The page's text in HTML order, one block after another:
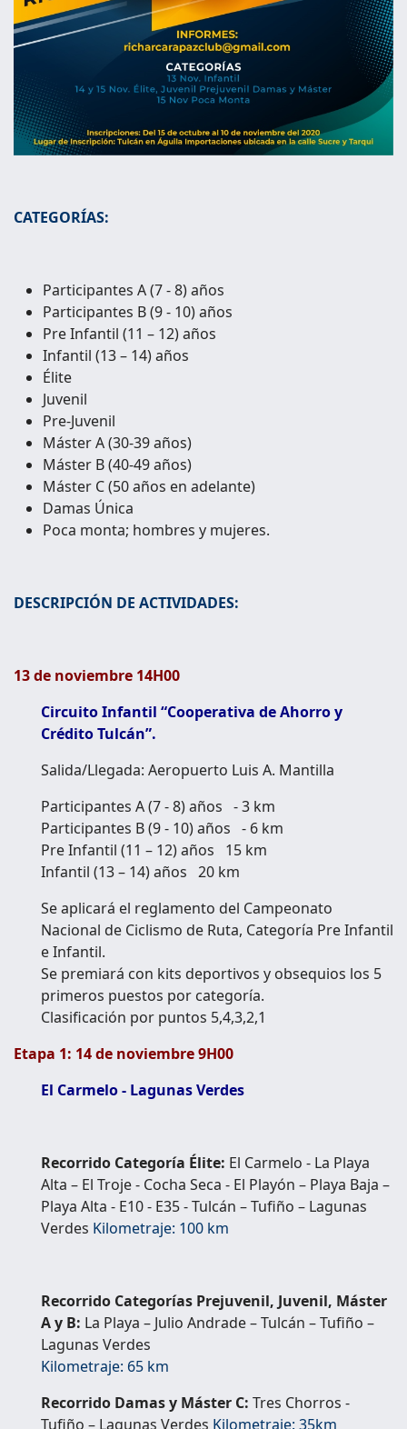
CATEGORÍAS:
Participantes A (7 - 8) años
Participantes B (9 - 10) años
Pre Infantil (11 – 12) años
Infantil (13 – 14) años
Élite
Juvenil
Pre-Juvenil
Máster A (30-39 años)
Máster B (40-49 años)
Máster C (50 años en adelante)
Damas Única
Poca monta; hombres y mujeres.
DESCRIPCIÓN DE ACTIVIDADES:
13 de noviembre 14H00
Circuito Infantil “Cooperativa de Ahorro y
Crédito Tulcán”.
Salida/Llegada: Aeropuerto Luis A. Mantilla
Participantes A (7 - 8) años - 3 km
Participantes B (9 - 10) años - 6 km
Pre Infantil (11 – 12) años 15 km
Infantil (13 – 14) años 20 km
Se aplicará el reglamento del Campeonato
Nacional de Ciclismo de Ruta, Categoría Pre Infantil
e Infantil.
Se premiará con kits deportivos y obsequios los 5
primeros puestos por categoría.
Clasificación por puntos 5,4,3,2,1
Etapa 1: 14 de noviembre 9H00
El Carmelo - Lagunas Verdes
Recorrido Categoría Élite: El Carmelo - La Playa
Alta – El Troje - Cocha Seca - El Playón – Playa Baja –
Playa Alta - E10 - E35 - Tulcán – Tufiño – Lagunas
Verdes Kilometraje: 100 km
Recorrido Categorías Prejuvenil, Juvenil, Máster
A y B: La Playa – Julio Andrade – Tulcán – Tufiño –
Lagunas Verdes
Kilometraje: 65 km
Recorrido Damas y Máster C: Tres Chorros -
Tufiño – Lagunas Verdes Kilometraje: 35km